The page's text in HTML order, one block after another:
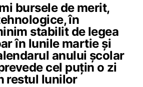
bursele de merit,
în
stabilit de legea
în lunile martie și
anului școlar
cel puțin o zi
restul lunilor